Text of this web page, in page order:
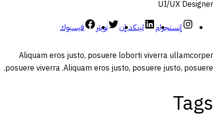
UI/UX Designer
إنستجرام
لينكد إن تويتر فيسبوك
Aliquam eros justo, posuere loborti viverra ullamcorper
posuere viverra .Aliquam eros justo, posuere justo, posuere.
Tags